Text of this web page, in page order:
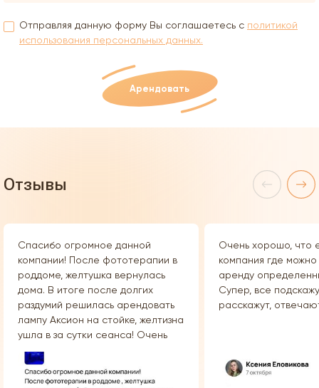
Отправляя данную форму Вы соглашаетесь с политикой
использования персональных данных.
Арендовать
Отзывы
Спасибо огромное данной
компании! После фототерапии в
роддоме, желтушка вернулась
дома. В итоге после долгих
раздумий решилась арендовать
лампу Аксион на стойке, желтизна
ушла в за сутки сеанса! Очень
быстрая доставка (заказывала в
среду в чт в 11:30 лампа была у
меня), учитывая, отдаленный
Очень хорошо, что
компания где можно
аренду
Супер, все
расскажут,